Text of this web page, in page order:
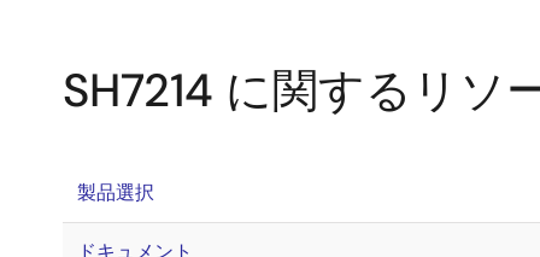
SH7214 に関するリソ
製品選択
ドキュメント